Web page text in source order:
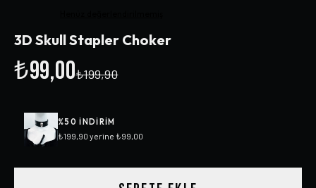
3D Skull Stapler Choker
₺99,00₺199,90
%50 INDIRIM
₺199,90 yerine ₺99,00